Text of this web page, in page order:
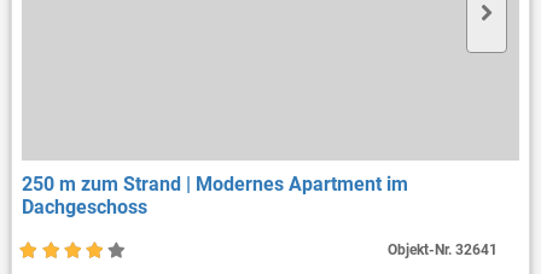
250 m zum Strand | Modernes Apartment im
Dachgeschoss
Objekt-Nr.32641